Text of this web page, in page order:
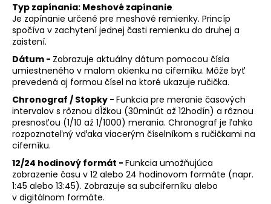
Typ zapínania: Meshové zapínanie
Je zapínanie určené pre meshové remienky. Princíp
spočíva v zachytení jednej časti remienku do druhej a
zaistení.
Dátum - Zobrazuje aktuálny dátum pomocou čísla
umiestneného v malom okienku na ciferníku. Môže byť
prevedená aj formou čísel na ktoré ukazuje ručička.
Chronograf / Stopky - Funkcia pre meranie časových
intervalov s rôznou dĺžkou (30minút až 12hodín) a rôznou
presnosťou (1/10 až 1/1000) merania. Chronograf je ľahko
rozpoznateľný vďaka viacerým číselníkom s ručičkami na
ciferníku.
12/24 hodinový formát - Funkcia umožňujúca
zobrazenie času v 12 alebo 24 hodinovom formáte (napr.
1:45 alebo 13:45). Zobrazuje sa subciferníku alebo
v digitálnom formáte.